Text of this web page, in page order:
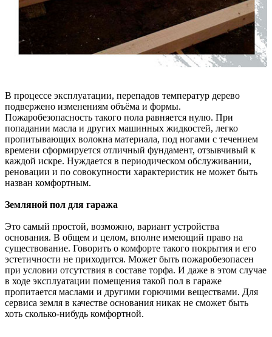
В процессе эксплуатации, перепадов температур дерево
подвержено изменениям объёма и формы.
Пожаробезопасность такого пола равняется нулю. При
попадании масла и других машинных жидкостей, легко
пропитывающих волокна материала, под ногами с течением
времени сформируется отличный фундамент, отзывчивый к
каждой искре. Нуждается в периодическом обслуживании,
реновации и по совокупности характеристик не может быть
назван комфортным.
Земляной пол для гаража
Это самый простой, возможно, вариант устройства
основания. В общем и целом, вполне имеющий право на
существование. Говорить о комфорте такого покрытия и его
эстетичности не приходится. Может быть пожаробезопасен
при условии отсутствия в составе торфа. И даже в этом случае
в ходе эксплуатации помещения такой пол в гараже
пропитается маслами и другими горючими веществами. Для
сервиса земля в качестве основания никак не сможет быть
хоть сколько-нибудь комфортной.